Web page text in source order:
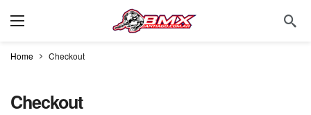
Home Checkout
Checkout